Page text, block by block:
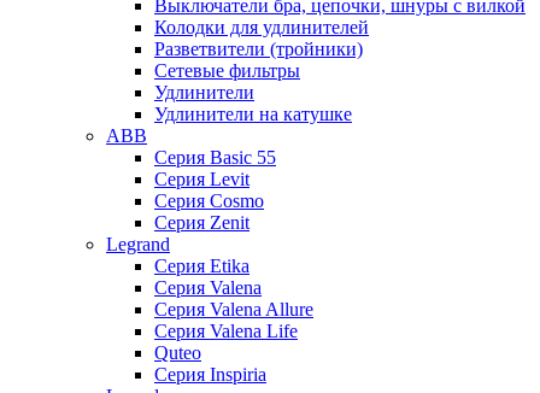
Выключатели бра, цепочки, шнуры с вилкой
Колодки для удлинителей
Разветвители (тройники)
Сетевые фильтры
Удлинители
Удлинители на катушке
ABB
Серия Basic 55
Серия Levit
Серия Cosmo
Серия Zenit
Legrand
Серия Etika
Серия Valena
Серия Valena Allure
Серия Valena Life
Quteo
Серия Inspiria